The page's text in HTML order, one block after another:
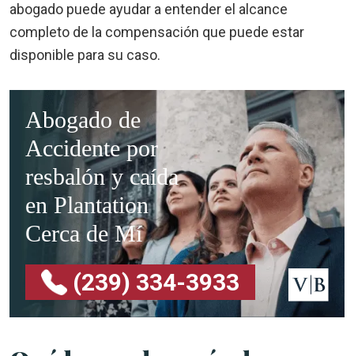
abogado puede ayudar a entender el alcance
completo de la compensación que puede estar
disponible para su caso.
Abogado de
Accidente por
resbalón y caída
en Plantation
Cerca de Mí
(239) 334-3933